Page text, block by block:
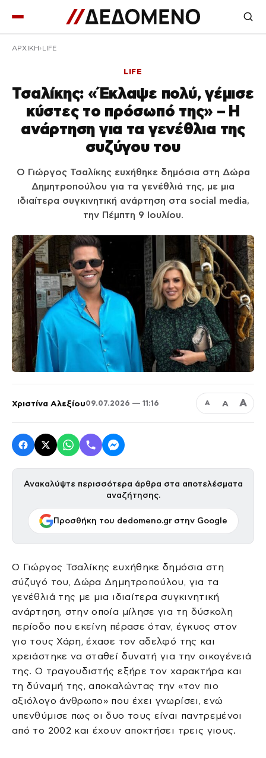
ΑΡΧΙΚΉ LIFE
LIFE
Τσαλίκης: «Έκλαψε πολύ, γέμισε
κύστες το πρόσωπό της» – Η
ανάρτηση για τα γενέθλια της
συζύγου του
Ο Γιώργος Τσαλίκης ευχήθηκε δημόσια στη Δώρα
Δημητροπούλου για τα γενέθλιά της, με μια
ιδιαίτερα συγκινητική ανάρτηση στα social media,
την Πέμπτη 9 Ιουλίου.
Χριστίνα Αλεξίου09.07.2026 — 11:16 Α Α Α
Ανακαλύψτε περισσότερα άρθρα στα αποτελέσματα
αναζήτησης.
Προσθήκη του dedomeno.gr στην Google
Ο Γιώργος Τσαλίκης ευχήθηκε δημόσια στη
σύζυγό του, Δώρα Δημητροπούλου, για τα
γενέθλιά της με μια ιδιαίτερα συγκινητική
ανάρτηση, στην οποία μίλησε για τη δύσκολη
περίοδο που εκείνη πέρασε όταν, έγκυος στον
γιο τους Χάρη, έχασε τον αδελφό της και
χρειάστηκε να σταθεί δυνατή για την οικογένειά
της. Ο τραγουδιστής εξήρε τον χαρακτήρα και
τη δύναμή της, αποκαλώντας την «τον πιο
αξιόλογο άνθρωπο» που έχει γνωρίσει, ενώ
υπενθύμισε πως οι δυο τους είναι παντρεμένοι
από το 2002 και έχουν αποκτήσει τρεις γιους.